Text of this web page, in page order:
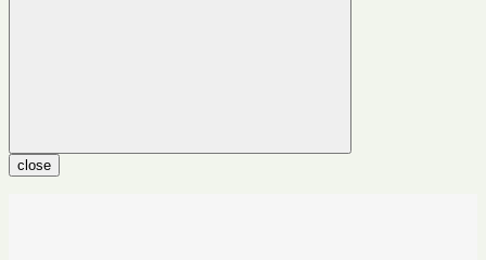
close